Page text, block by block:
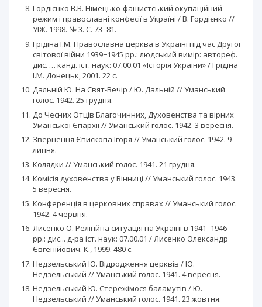
Гордієнко В.В. Німецько-фашистський окупаційний
режим і православні конфесії в Україні / В. Гордієнко //
УІЖ. 1998. № 3. С. 73–81.
Грідіна І.М. Православна церква в Україні під час Другої
світової війни 1939−1945 рр.: людський вимір: автореф.
дис. … канд. іст. наук: 07.00.01 «Історія України» / Грідіна
І.М. Донецьк, 2001. 22 с.
Дальній Ю. На Свят-Вечір / Ю. Дальній // Уманський
голос. 1942. 25 грудня.
До Чесних Отців Благочинних, Духовенства та вірних
Уманської Єпархії // Уманський голос. 1942. 3 вересня.
Звернення Єпископа Ігоря // Уманський голос. 1942. 9
липня.
Колядки // Уманський голос. 1941. 21 грудня.
Комісія духовенства у Вінниці // Уманський голос. 1943.
5 вересня.
Конференція в церковних справах // Уманський голос.
1942. 4 червня.
Лисенко О. Релігійна ситуація на Україні в 1941–1946
рр.: дис... д-ра іст. наук: 07.00.01 / Лисенко Олександр
Євгенійович. К., 1999. 480 с.
Недзельський Ю. Відродження церквів / Ю.
Недзельський // Уманський голос. 1941. 4 вересня.
Недзельський Ю. Стережімося баламутів / Ю.
Недзельський // Уманський голос. 1941. 23 жовтня.